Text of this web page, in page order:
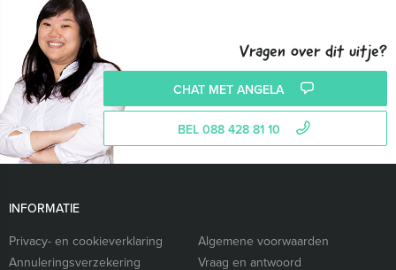
Vragen over dit uitje?
CHAT MET ANGELA
BEL 088 428 81 10
INFORMATIE
Privacy- en cookieverklaring
Algemene voorwaarden
Annuleringsverzekering
Vraag en antwoord